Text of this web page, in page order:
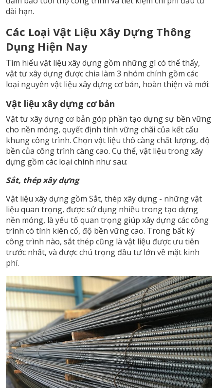
dài hạn.
Các Loại Vật Liệu Xây Dựng Thông
Dụng Hiện Nay
Tìm hiểu vật liệu xây dựng gồm những gì có thể thấy,
vật tư xây dựng được chia làm 3 nhóm chính gồm các
loại nguyên vật liệu xây dựng cơ bản, hoàn thiện và mới:
Vật liệu xây dựng cơ bản
Vật tư xây dựng cơ bản góp phần tạo dựng sự bền vững
cho nền móng, quyết định tính vững chãi của kết cấu
khung công trình. Chọn vật liệu thô càng chất lượng, độ
bền của công trình càng cao. Cụ thể, vật liệu trong xây
dựng gồm các loại chính như sau:
Sắt, thép xây dựng
Vật liệu xây dựng gồm Sắt, thép xây dựng - những vật
liệu quan trọng, được sử dụng nhiều trong tạo dựng
nền móng, là yếu tố quan trọng giúp xây dựng các công
trình có tính kiên cố, độ bền vững cao. Trong bất kỳ
công trình nào, sắt thép cũng là vật liệu được ưu tiên
trước nhất, và được chú trọng đầu tư lớn về mặt kinh
phí.